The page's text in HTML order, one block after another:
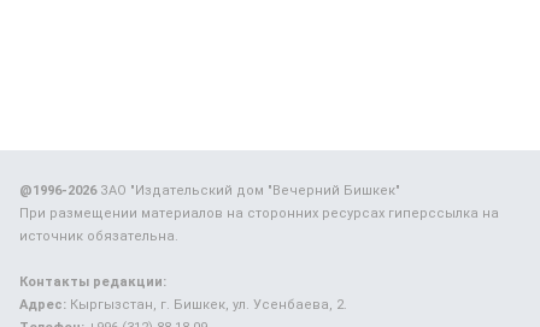
@1996-2026ЗАО "Издательский дом "Вечерний Бишкек"
При размещении материалов на сторонних ресурсах гиперссылка на
источник обязательна.
Контакты редакции:
Адрес: Кыргызстан, г. Бишкек, ул. Усенбаева, 2.